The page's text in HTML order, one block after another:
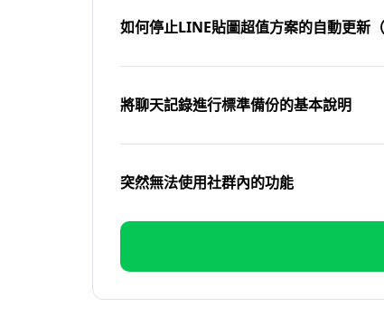
如何停止LINE貼圖超值方案的自動更新
將聊天記錄進行標準備份的基本說明
突然無法使用社群內的功能